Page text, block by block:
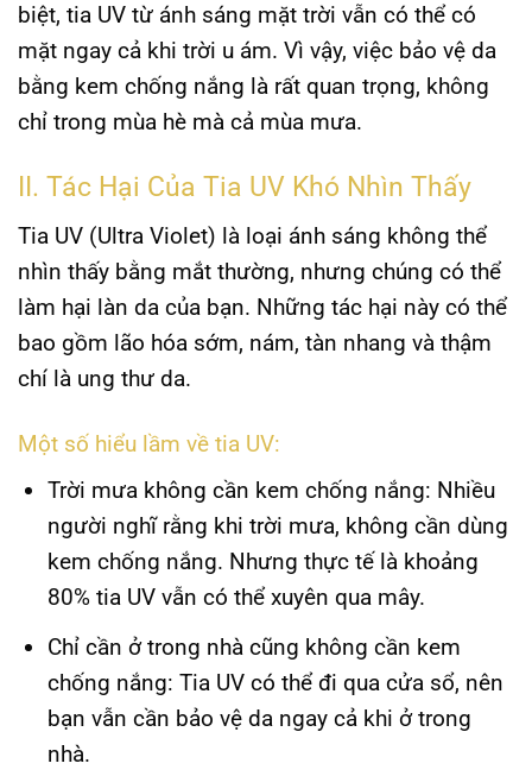
biệt, tia UV từ ánh sáng mặt trời vẫn có thể có
mặt ngay cả khi trời u ám. Vì vậy, việc bảo vệ da
bằng kem chống nắng là rất quan trọng, không
chỉ trong mùa hè mà cả mùa mưa.
II. Tác Hại Của Tia UV Khó Nhìn Thấy
Tia UV (Ultra Violet) là loại ánh sáng không thể
nhìn thấy bằng mắt thường, nhưng chúng có thể
làm hại làn da của bạn. Những tác hại này có thể
bao gồm lão hóa sớm, nám, tàn nhang và thậm
chí là ung thư da.
Một số hiểu lầm về tia UV:
Trời mưa không cần kem chống nắng: Nhiều
người nghĩ rằng khi trời mưa, không cần dùng
kem chống nắng. Nhưng thực tế là khoảng
80% tia UV vẫn có thể xuyên qua mây.
Chỉ cần ở trong nhà cũng không cần kem
chống nắng: Tia UV có thể đi qua cửa sổ, nên
bạn vẫn cần bảo vệ da ngay cả khi ở trong
nhà.